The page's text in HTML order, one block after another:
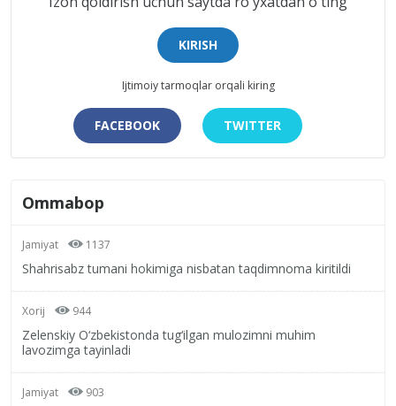
KIRISH
Ijtimoiy tarmoqlar orqali kiring
FACEBOOK TWITTER
Ommabop
Jamiyat 1137
Shahrisabz tumani hokimiga nisbatan taqdimnoma kiritildi
Xorij 944
Zelenskiy O‘zbekistonda tug‘ilgan mulozimni muhim
lavozimga tayinladi
Jamiyat 903